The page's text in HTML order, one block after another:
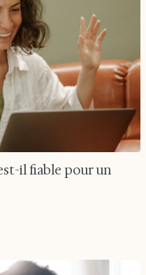
il fiable pour un